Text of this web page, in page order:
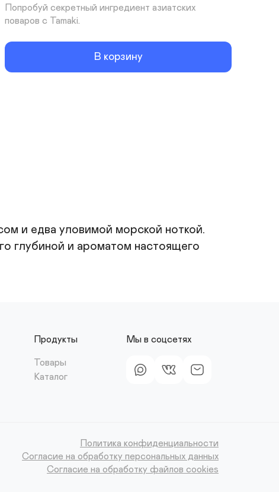
Попробуй секретный ингредиент азиатских
поваров с Tamaki.
В корзину
и едва уловимой морской ноткой.
глубиной и ароматом настоящего
Продукты
Товары
Каталог
Мы в соцсетях
Политика конфиденциальности
Согласие на обработку персональных данных
Согласие на обработку файлов cookies